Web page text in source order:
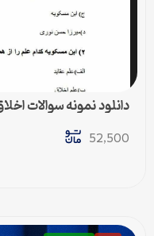
دانلود نمونه سوالات
52,500